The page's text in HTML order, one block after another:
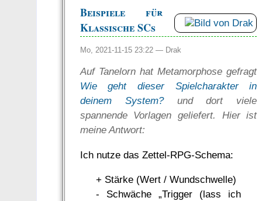
Beispiele für
Klassische SCs
Mo, 2021-11-15 23:22 — Drak
Auf Tanelorn hat Metamorphose gefragt
Wie geht dieser Spielcharakter in
deinem System?und dort viele
spannende Vorlagen geliefert. Hier ist
meine Antwort:
Ich nutze das Zettel-RPG-Schema:
+ Stärke (Wert / Wundschwelle)
- Schwäche „Trigger (lass ich